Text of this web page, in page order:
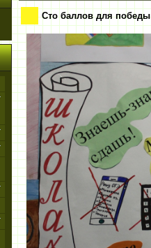
Сто баллов для победы